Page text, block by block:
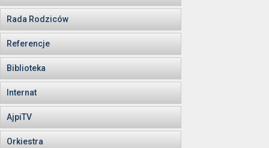
Rada Rodziców
Referencje
Biblioteka
Internat
AjpiTV
Orkiestra